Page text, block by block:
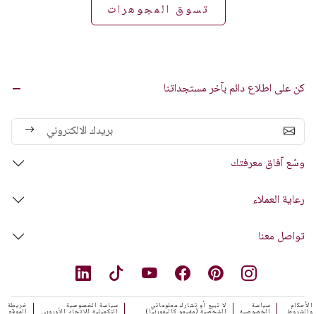
تسوق المجوهرات
كن على اطلاع دائم بآخر مستجداتنا
وسّع آفاق معرفتك
رعاية العملاء
تواصل معنا
الأحكام سياسة لا تبيع أو تشارك معلوماتي سياسة الخصوصية خريطة